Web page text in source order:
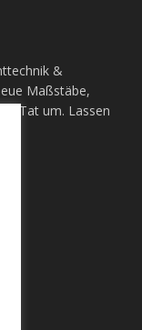
&
Maßstäbe,
Tat um. Lassen